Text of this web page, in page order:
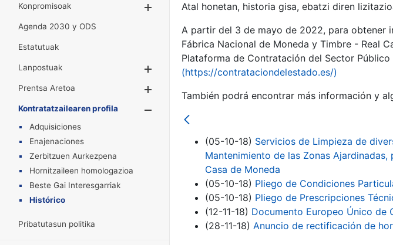
Konpromisoak
Erakutsi/Ezkutatu
Agenda 2030 y ODS
Estatutuak
Lanpostuak
Erakutsi/Ezkutatu
Prentsa Aretoa
Erakutsi/Ezkutatu
Kontratatzailearen profila
Adquisiciones
Enajenaciones
Zerbitzuen Aurkezpena
Hornitzaileen homologazioa
Beste Gai Interesgarriak
Histórico
Pribatutasun politika
Atal honetan, historia gisa, ebatzi diren
A partir del 3 de mayo de 2022, para obtener
Fábrica Nacional de Moneda y Timbre - Real
Plataforma de Contratación del Sector
(https://contrataciondelestado.es/)
También podrá encontrar más información y
(05-10-18) Servicios de Limpieza de
Mantenimiento de las Zonas
Casa de Moneda
(05-10-18) Pliego de Condiciones
(05-10-18) Pliego de Prescripciones
(12-11-18) Documento Europeo Único de
(28-11-18) Anuncio de rectificación de